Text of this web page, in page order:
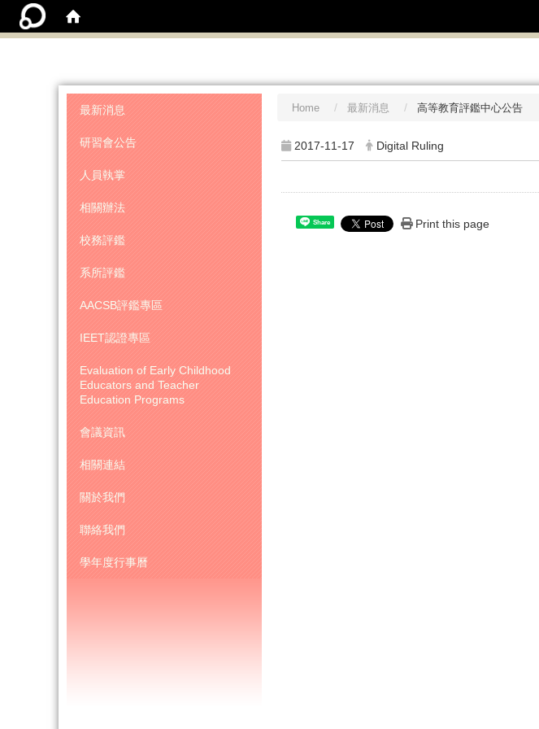
最新消息
研習會公告
人員執掌
相關辦法
校務評鑑
系所評鑑
AACSB評鑑專區
IEET認證專區
Evaluation of Early Childhood
Educators and Teacher
Education Programs
會議資訊
相關連結
關於我們
聯絡我們
學年度行事曆
Home 最新消息 高等教育評鑑中心公告
2017-11-17 Digital Ruling
Share Print this page